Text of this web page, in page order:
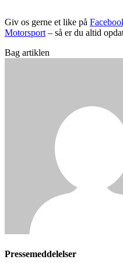
Giv os gerne et like på
Motorsport – så er du altid
Bag artiklen
Pressemeddelelser